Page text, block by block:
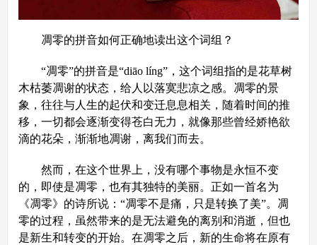
凋零的拼音如何正确地读出这个词组？
“凋零”的拼音是“diāo líng”，这个词组指的是花草树
木枯萎凋谢的状态，给人以落寞悲凉之感。凋零的景
象，往往与人生的起伏和变迁息息相关，随着时间的推
移，一切都会逐渐变得苍白无力，就像那些曾经娇艳欲
滴的花朵，渐渐地凋谢，离我们而去。
然而，在这个世界上，没有哪个事物是永恒不变
的，即使是凋零，也有其独特的美丽。正如一首名为
《凋零》的诗所说：“凋零不是痛，只是转换了美”。凋
零的过程，虽然带来的是无法避免的离别和消逝，但也
是新生和转变的开始。在凋零之后，新的生命将在原有